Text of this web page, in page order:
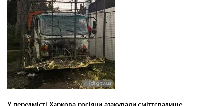
У передмісті Харкова росіяни атакували сміттєвалище